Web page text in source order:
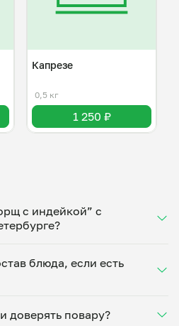
Капрезе
0,5 кг
1 250 ₽
с индейкой” с
— и получите свежее
порции прямо с плиты.
в личном
связаться напрямую в
блюда, если есть
уберет специи, снизит
доверять повару?